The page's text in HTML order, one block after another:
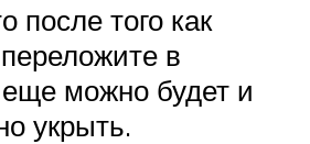
после того как
в
еще можно будет и
укрыть.